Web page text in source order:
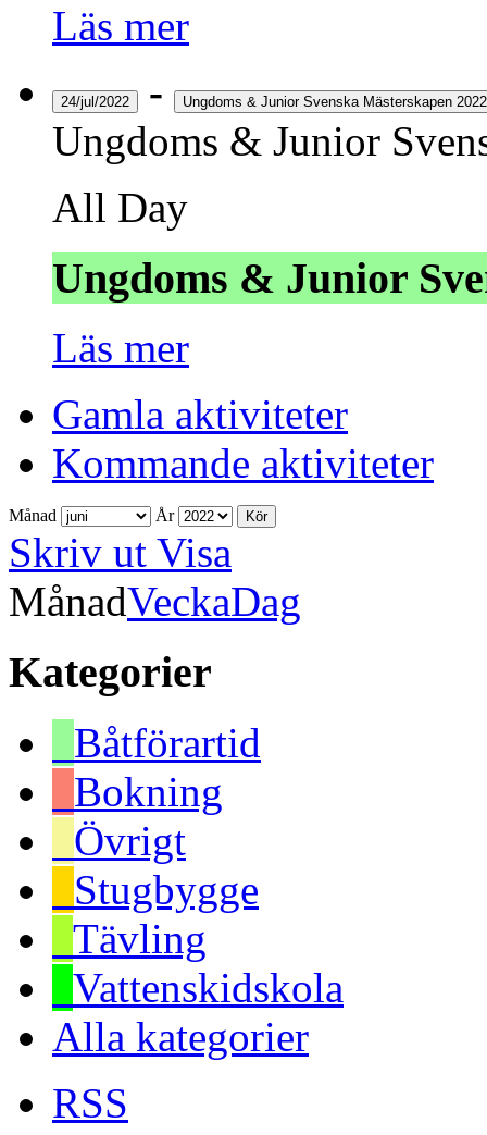
Läs mer
24/jul/2022 - Ungdoms & Junior Svenska Mästerskapen 2022
Ungdoms & Junior
All Day
Ungdoms & Junior
Läs mer
Gamla aktiviteter
Kommande aktiviteter
Månad År
Skriv ut Visa
MånadVeckaDag
Kategorier
Båtförartid
Bokning
Övrigt
Stugbygge
Tävling
Vattenskidskola
Alla kategorier
RSS